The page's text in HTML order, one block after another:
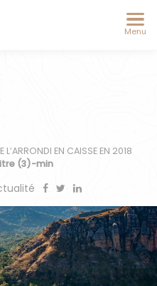
Menu
L’ARRONDI EN CAISSE EN 2018
(3)-min